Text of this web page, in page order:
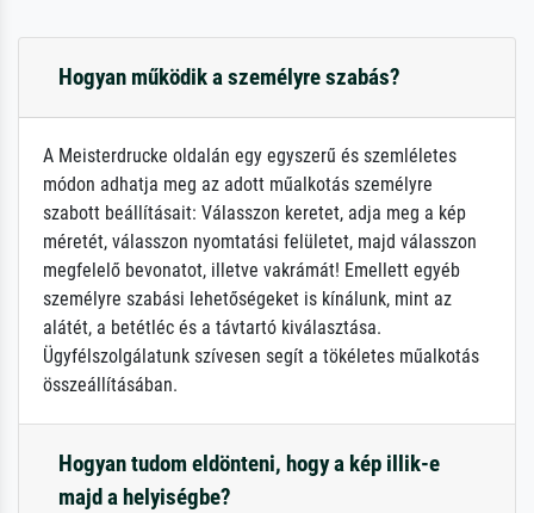
Hogyan működik a személyre szabás?
A Meisterdrucke oldalán egy egyszerű és szemléletes
módon adhatja meg az adott műalkotás személyre
szabott beállításait: Válasszon keretet, adja meg a kép
méretét, válasszon nyomtatási felületet, majd válasszon
megfelelő bevonatot, illetve vakrámát! Emellett egyéb
személyre szabási lehetőségeket is kínálunk, mint az
alátét, a betétléc és a távtartó kiválasztása.
Ügyfélszolgálatunk szívesen segít a tökéletes műalkotás
összeállításában.
Hogyan tudom eldönteni, hogy a kép illik-e
majd a helyiségbe?